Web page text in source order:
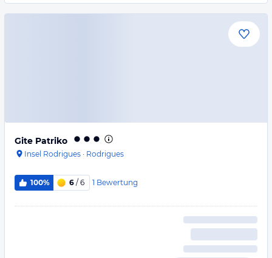
Gite Patriko
Insel Rodrigues · Rodrigues
100% 6 / 6 1 Bewertung